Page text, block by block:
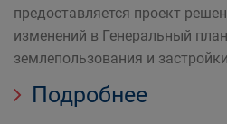
предоставляется проект
изменений в Генеральный
землепользования и застройки
Подробнее